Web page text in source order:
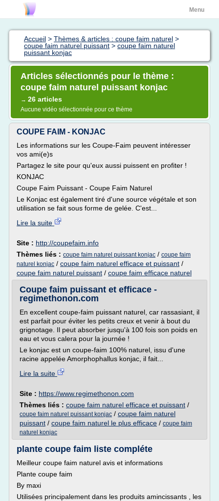
Menu
Accueil > Thèmes & articles : coupe faim naturel >
coupe faim naturel puissant > coupe faim naturel
puissant konjac
Articles sélectionnés pour le thème :
coupe faim naturel puissant konjac
→ 26 articles
Aucune vidéo sélectionnée pour ce thème
COUPE FAIM - KONJAC
Les informations sur les Coupe-Faim peuvent intéresser
vos ami(e)s
Partagez le site pour qu'eux aussi puissent en profiter !
KONJAC
Coupe Faim Puissant - Coupe Faim Naturel
Le Konjac est également tiré d'une source végétale et son
utilisation se fait sous forme de gelée. C'est...
Lire la suite
Site : http://coupefaim.info
Thèmes liés : coupe faim naturel puissant konjac / coupe faim
naturel konjac / coupe faim naturel efficace et puissant /
coupe faim naturel puissant / coupe faim efficace naturel
Coupe faim puissant et efficace -
regimethonon.com
En excellent coupe-faim puissant naturel, car rassasiant, il
est parfait pour éviter les petits creux et venir à bout du
grignotage. Il peut absorber jusqu'à 100 fois son poids en
eau et vous calera pour la journée !
Le konjac est un coupe-faim 100% naturel, issu d'une
racine appelée Amorphophallus konjac, il fait...
Lire la suite
Site : https://www.regimethonon.com
Thèmes liés : coupe faim naturel efficace et puissant /
coupe faim naturel puissant konjac / coupe faim naturel
puissant / coupe faim naturel le plus efficace / coupe faim
naturel konjac
plante coupe faim liste compléte
Meilleur coupe faim naturel avis et informations
Plante coupe faim
By maxi
Utilisées principalement dans les produits amincissants , les